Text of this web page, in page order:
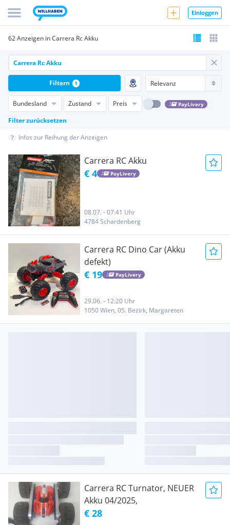
Einloggen
62 Anzeigen in Carrera Rc Akku
Bundesland Zustand Preis PayLivery
Filter zurücksetzen
Filtern 1
Infos zur Reihung der Anzeigen
Carrera RC Akku
€ 4 PayLivery
08.07. - 07:41 Uhr
4784 Schardenberg
Carrera RC Dino Car (Akku
defekt)
€ 19 PayLivery
29.06. - 12:20 Uhr
1050 Wien, 05. Bezirk, Margareten
Carrera RC Turnator, NEUER
Akku 04/2025,
€ 28